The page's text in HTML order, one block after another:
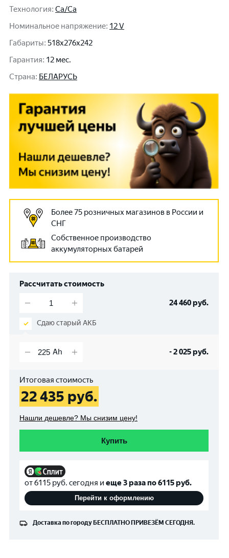
Технология: Ca/Ca
Номинальное напряжение: 12 V
Габариты: 518x276x242
Гарантия: 12 мес.
Cтрана: БЕЛАРУСЬ
Более 75 розничных магазинов в России и
СНГ
Собственное производство
аккумуляторных батарей
Рассчитать стоимость
24 460руб.
Сдаю старый АКБ
-2 025руб.
Итоговая стоимость
22 435 руб.
Нашли дешевле? Мы снизим цену!
Купить
от6115 руб. сегодня и еще 3 раза по6115руб.
Перейти к оформлению
Доставка по городуБЕСПЛАТНОПРИВЕЗЁМ СЕГОДНЯ.